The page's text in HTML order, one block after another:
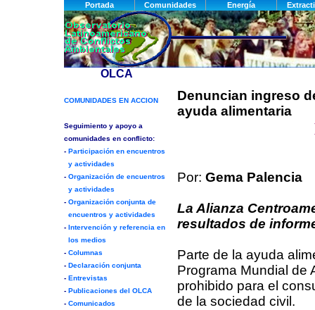
Denuncian ingreso
ayuda alimentaria
Por: Gema Palencia
La Alianza
resultados de
Parte de la ayuda
Programa Mundial de
prohibido para el
de la sociedad civil.